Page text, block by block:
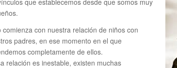
comienza con nuestra relación de niños con
padres, en ese momento en el que
completamente de ellos.
relación es inestable, existen muchas